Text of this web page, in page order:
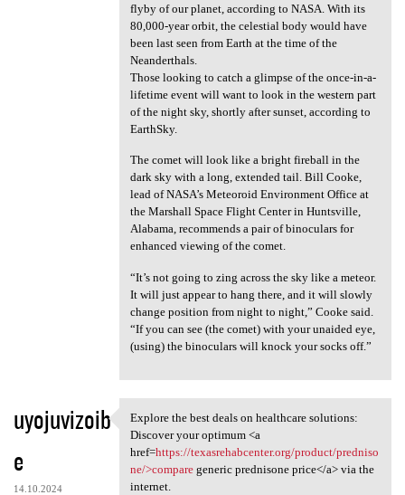
flyby of our planet, according to NASA. With its
80,000-year orbit, the celestial body would have
been last seen from Earth at the time of the
Neanderthals.
Those looking to catch a glimpse of the once-in-a-
lifetime event will want to look in the western part
of the night sky, shortly after sunset, according to
EarthSky.
The comet will look like a bright fireball in the
dark sky with a long, extended tail. Bill Cooke,
lead of NASA’s Meteoroid Environment Office at
the Marshall Space Flight Center in Huntsville,
Alabama, recommends a pair of binoculars for
enhanced viewing of the comet.
“It’s not going to zing across the sky like a meteor.
It will just appear to hang there, and it will slowly
change position from night to night,” Cooke said.
“If you can see (the comet) with your unaided eye,
(using) the binoculars will knock your socks off.”
uyojuvizoib
e
14.10.2024
Explore the best deals on
Explore the best deals on healthcare solutions:
Discover your optimum <a
href=https://texasrehabcenter.org/product/predniso
ne/>comparegeneric prednisone price</a> via the
internet.